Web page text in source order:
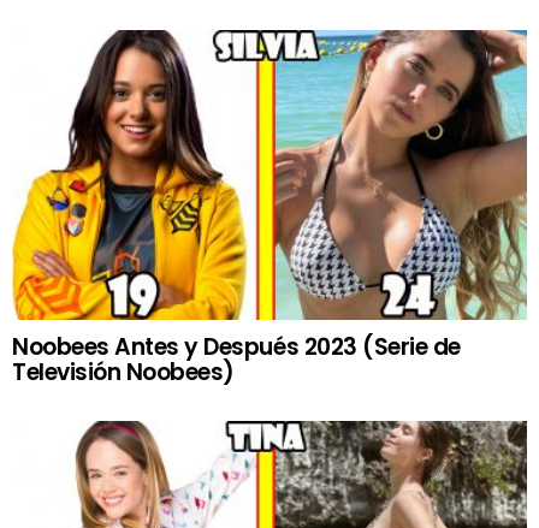
Noobees Antes y Después 2023 (Serie de
Televisión Noobees)